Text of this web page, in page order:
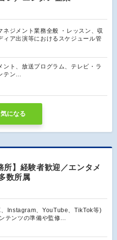
ネジメント業務全般 ・レッスン、収
ィア出演等におけるスケジュール管
ント、放送プログラム、テレビ・ラ
テン…
気になる
所】経験者歓迎／エンタメ
数所属
Instagram、YouTube、TikTok等)
テンツの準備や監修…